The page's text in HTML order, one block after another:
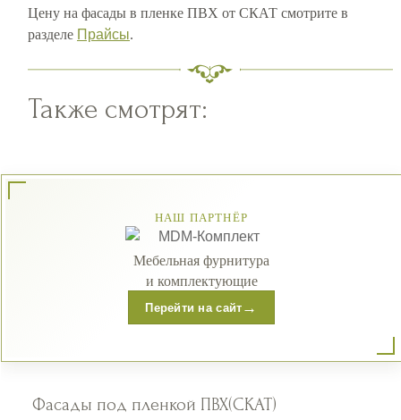
Цену на фасады в пленке ПВХ от СКАТ смотрите в
разделе Прайсы.
Также смотрят:
НАШ ПАРТНЁР
Мебельная фурнитура
и комплектующие
Перейти на сайт →
Фасады под пленкой ПВХ(СКАТ)